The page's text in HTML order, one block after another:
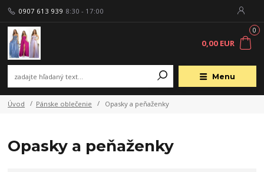
Menu
0907 613 939 8:30 - 17:00
0
0,00 EUR
Úvod Pánske oblečenie Opasky a peňaženky
Opasky a peňaženky